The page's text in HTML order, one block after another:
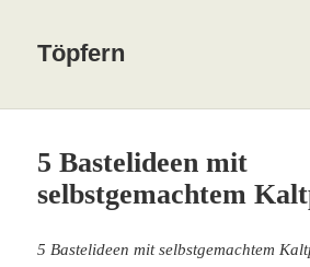
Töpfern
5 Bastelideen mit
selbstgemachtem
5 Bastelideen mit selbstgemachtem